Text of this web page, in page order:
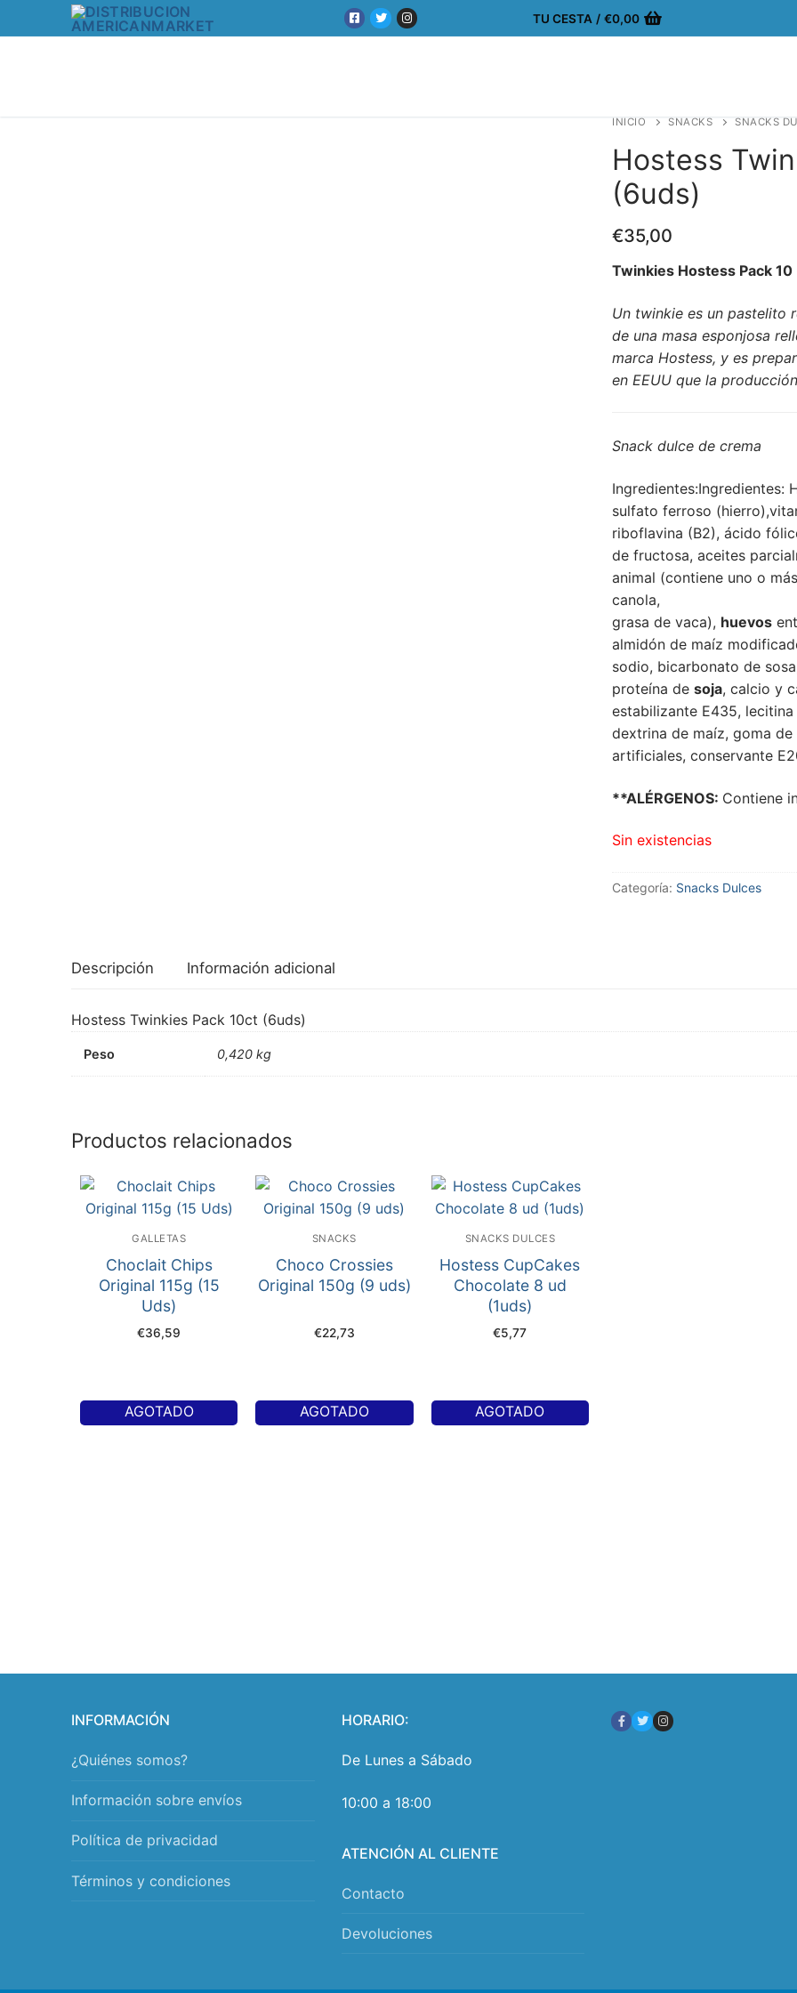
TU CESTA / €0,00
INICIO SNACKS SNACKS
Hostess
(6uds)
€35,00
Twinkies Hostess Pack
Un twinkie es un pastelito
de una masa esponjosa
marca Hostess, y es
en EEUU que la
Snack dulce de crema
Ingredientes:Ingredientes:
sulfato ferroso
riboflavina (B2), ácido
de fructosa, aceites
animal (contiene uno o
canola,
grasa de vaca), huevos
almidón de maíz
sodio, bicarbonato de
proteína de soja, calcio y
estabilizante E435, lecitina
dextrina de maíz, goma de
artificiales, conservante
**ALÉRGENOS: Contiene
Sin existencias
Categoría: Snacks Dulces
Descripción Información adicional
Hostess Twinkies Pack 10ct (6uds)
Peso 0,420 kg
Productos relacionados
GALLETAS
Choclait Chips
Original 115g (15
Uds)
€36,59
AGOTADO
SNACKS
Choco Crossies
Original 150g (9 uds)
€22,73
AGOTADO
SNACKS DULCES
Hostess CupCakes
Chocolate 8 ud
(1uds)
€5,77
AGOTADO
INFORMACIÓN
¿Quiénes somos?
Información sobre envíos
Política de privacidad
Términos y condiciones
HORARIO:
De Lunes a Sábado
10:00 a 18:00
ATENCIÓN AL CLIENTE
Contacto
Devoluciones